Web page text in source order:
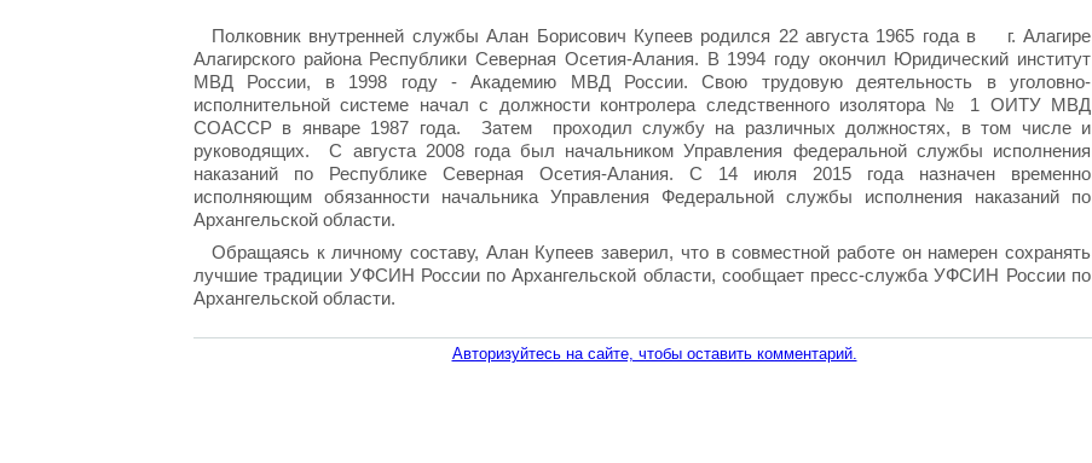
Полковник внутренней службы Алан Борисович Купеев родился 22 августа 1965 года в г. Алагире
Алагирского района Республики Северная Осетия-Алания. В 1994 году окончил Юридический институт
МВД России, в 1998 году - Академию МВД России. Свою трудовую деятельность в уголовно-
исполнительной системе начал с должности контролера следственного изолятора № 1 ОИТУ МВД
СОАССР в январе 1987 года. Затем проходил службу на различных должностях, в том числе и
руководящих. С августа 2008 года был начальником Управления федеральной службы исполнения
наказаний по Республике Северная Осетия-Алания. С 14 июля 2015 года назначен временно
исполняющим обязанности начальника Управления Федеральной службы исполнения наказаний по
Архангельской области.
Обращаясь к личному составу, Алан Купеев заверил, что в совместной работе он намерен сохранять
лучшие традиции УФСИН России по Архангельской области, сообщает пресс-служба УФСИН России по
Архангельской области.
Авторизуйтесь на сайте, чтобы оставить комментарий.